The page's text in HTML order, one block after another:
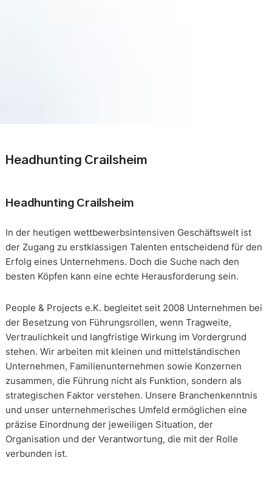
Headhunting Crailsheim
Headhunting Crailsheim
In der heutigen wettbewerbsintensiven Geschäftswelt ist
der Zugang zu erstklassigen Talenten entscheidend für den
Erfolg eines Unternehmens. Doch die Suche nach den
besten Köpfen kann eine echte Herausforderung sein.
People & Projects e.K. begleitet seit 2008 Unternehmen bei
der Besetzung von Führungsrollen, wenn Tragweite,
Vertraulichkeit und langfristige Wirkung im Vordergrund
stehen. Wir arbeiten mit kleinen und mittelständischen
Unternehmen, Familienunternehmen sowie Konzernen
zusammen, die Führung nicht als Funktion, sondern als
strategischen Faktor verstehen. Unsere Branchenkenntnis
und unser unternehmerisches Umfeld ermöglichen eine
präzise Einordnung der jeweiligen Situation, der
Organisation und der Verantwortung, die mit der Rolle
verbunden ist.